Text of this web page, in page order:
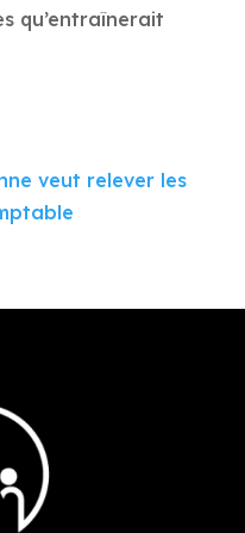
qu’entraînerait
veut relever les